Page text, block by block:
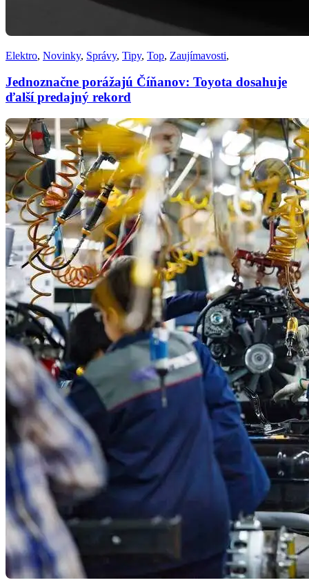
Elektro, Novinky, Správy, Tipy, Top, Zaujímavosti,
Jednoznačne porážajú Číňanov: Toyota dosahuje
ďalší predajný rekord